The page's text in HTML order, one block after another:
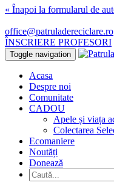
« Înapoi la formularul de
office@patruladereciclare.ro
ÎNSCRIERE PROFESORI
Toggle navigation
Acasa
Despre noi
Comunitate
CADOU
Apele și viața
Colectarea
Ecomaniere
Noutăți
Donează